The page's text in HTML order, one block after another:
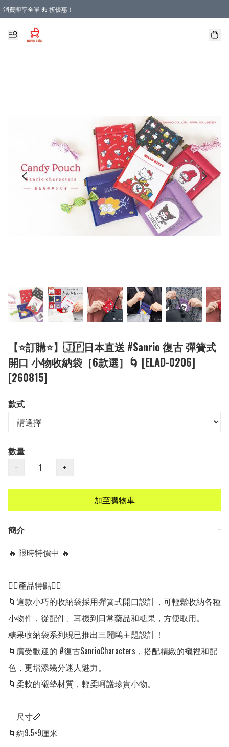
消費即享全單 95 折優惠！
購物滿 HKD 900.00即享免運費優惠！（適用於 本地送貨、本地取貨 )
【⭐訂購⭐】🇯🇵日本直送 #Sanrio 復古 彈簧式
開口 小物收納袋［6款選］🌀 [ELAD-0206]
[260815]
款式
數量
−
+
加至購物車
簡介
−
🔥 限時特價中 🔥
👍🏻產品特點👍🏻
🌀這款小巧的收納袋採用彈簧式開口設計，可輕鬆收納各種
小物件，從配件、耳機到日常藥品和糖果，方便取用。
糖果收納袋系列現已推出三麗鷗主題設計！
🌀廣受歡迎的 #復古SanrioCharacters，搭配精緻的襯裡和配
色，更增添幾分迷人魅力。
🌀柔軟的襯墊材質，輕柔呵護珍貴小物。
📏尺寸📏
🌀約9.5×9厘米